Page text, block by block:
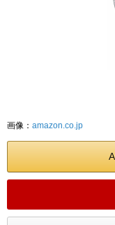
画像： amazon.co.jp